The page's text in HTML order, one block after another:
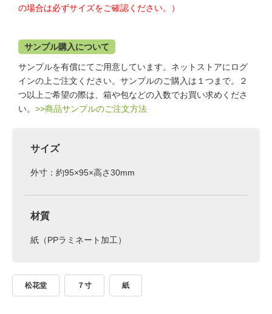
の場合は必ずサイズをご確認ください。）
サンプル購入について
サンプルを有償にてご用意しています。ネットストアにログ
インの上ご注文ください。サンプルのご購入は１つまで。２
つ以上ご希望の際は、箱や包などの入数でお買い求めくださ
い。 >>商品サンプルのご注文方法
サイズ
外寸：約95×95×高さ30mm
材質
紙（PPラミネート加工）
松花堂 ７寸 紙